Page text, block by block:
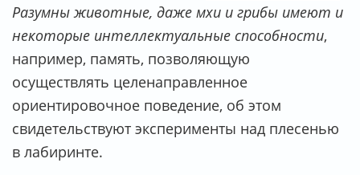
Разумны животные, даже мхи и грибы имеют и
некоторые интеллектуальные способности,
например, память, позволяющую
осуществлять целенаправленное
ориентировочное поведение, об этом
свидетельствуют эксперименты над плесенью
в лабиринте.